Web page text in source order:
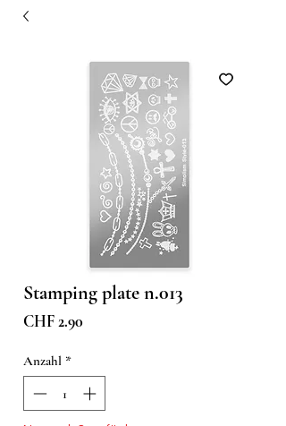
Stamping plate n.013
CHF 2.90
Anzahl *